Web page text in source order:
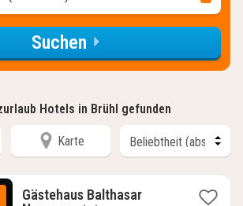
Suchen
Hotels in Brühl gefunden
Karte
Gästehaus Balthasar